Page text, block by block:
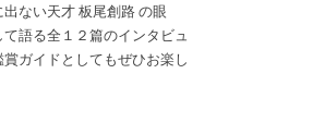
ない天才 板尾創路 の眼
て語る全１２篇のインタビュ
ガイドとしてもぜひお楽し